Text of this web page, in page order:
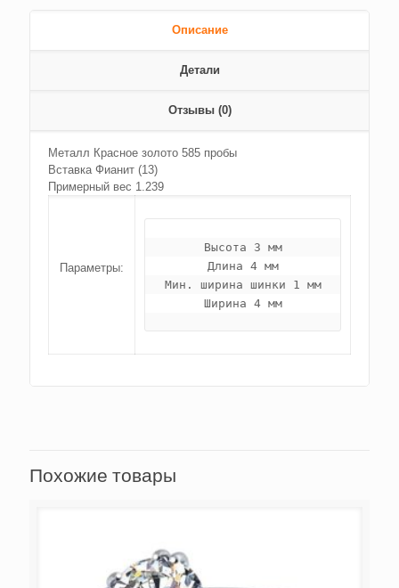
Описание
Детали
Отзывы (0)
Металл Красное золото 585 пробы
Вставка Фианит (13)
Примерный вес 1.239
Параметры:
Высота 3 мм
Длина 4 мм
Мин. ширина шинки 1 мм
Ширина 4 мм
Похожие товары